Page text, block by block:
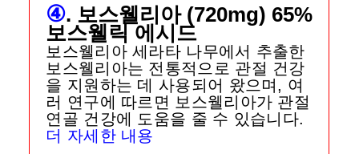
④. 보스웰리아 (720mg) 65%
보스웰릭 에시드
보스웰리아 세라타 나무에서 추출한
보스웰리아는 전통적으로 관절 건강
을 지원하는 데 사용되어 왔으며, 여
러 연구에 따르면 보스웰리아가 관절
연골 건강에 도움을 줄 수 있습니다.
더 자세한 내용